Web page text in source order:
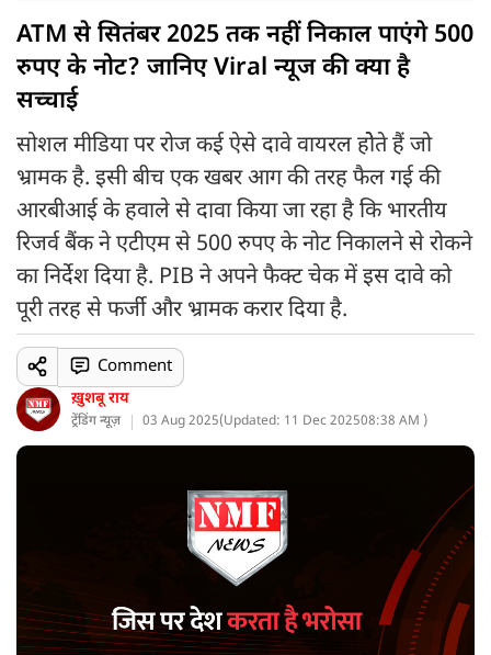
ATM से सितंबर 2025 तक नहीं निकाल पाएंगे 500
रुपए के नोट? जानिए Viral न्यूज की क्या है
सच्चाई
सोशल मीडिया पर रोज कई ऐसे दावे वायरल होेते हैं जो
भ्रामक है. इसी बीच एक खबर आग की तरह फैल गई की
आरबीआई के हवाले से दावा किया जा रहा है कि भारतीय
रिजर्व बैंक ने एटीएम से 500 रुपए के नोट निकालने से रोकने
का निर्देश दिया है. PIB ने अपने फैक्ट चेक में इस दावे को
पूरी तरह से फर्जी और भ्रामक करार दिया है.
ख़ुशबू राय
ट्रेंडिंग न्यूज़ 03 Aug 2025(Updated: 11 Dec 202508:38 AM )
Comment